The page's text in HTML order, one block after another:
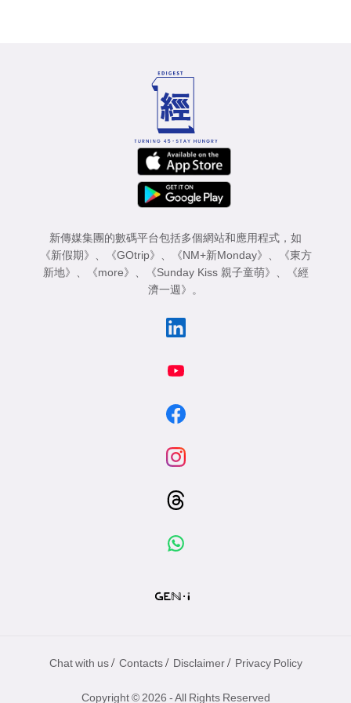
新傳媒集團的數碼平台包括多個網站和應用程式，如
《新假期》
《GOtrip》 《NM+新Monday》
《東方
新地》
《more》 《Sunday Kiss 親子童萌》
《經
濟一週》
。
Chat with us / Contacts / Disclaimer / Privacy Policy
Copyright © 2026 - All Rights Reserved